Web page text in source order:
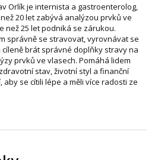
Orlík je internista a gastroenterolog,
20 let zabývá analýzou prvků ve
než 25 let podniká se zárukou.
správně se stravovat, vyrovnávat se
cíleně brát správné doplňky stravy na
prvků ve vlasech. Pomáhá lidem
stav, životní styl a finanční
aby se cítili lépe a měli více radosti ze